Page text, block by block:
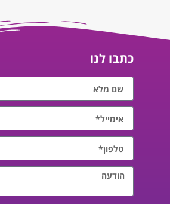
כתבו לנו